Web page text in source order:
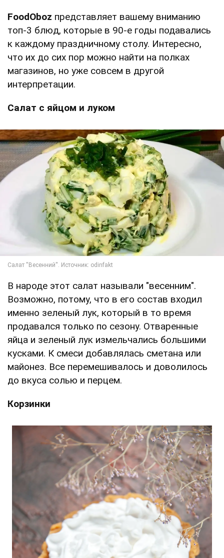
FoodOboz представляет вашему вниманию
топ-3 блюд, которые в 90-е годы подавались
к каждому праздничному столу. Интересно,
что их до сих пор можно найти на полках
магазинов, но уже совсем в другой
интерпретации.
Салат с яйцом и луком
В народе этот салат называли "весенним".
Возможно, потому, что в его состав входил
именно зеленый лук, который в то время
продавался только по сезону. Отваренные
яйца и зеленый лук измельчались большими
кусками. К смеси добавлялась сметана или
майонез. Все перемешивалось и доволилось
до вкуса солью и перцем.
Корзинки